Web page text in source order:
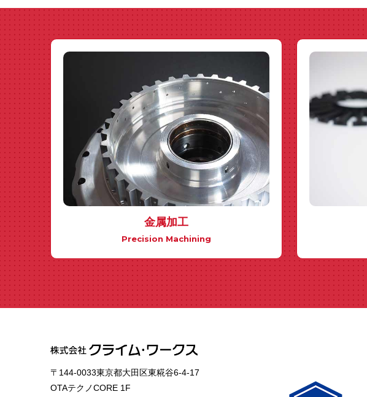
金属加工
Precision Machining
〒144-0033東京都大田区東糀谷6-4-17
OTAテクノCORE 1F